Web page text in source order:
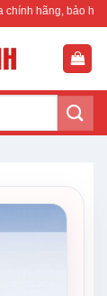
hành , hỗ trợ